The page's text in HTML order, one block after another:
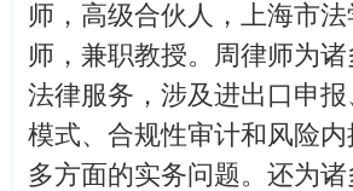
师，高级合伙人，上海市
师，兼职教授。周律师为
法律服务，涉及进出口申
模式、合规性审计和风险
多方面的实务问题。还为